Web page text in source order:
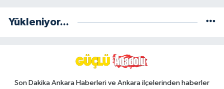
Yükleniyor...
Son Dakika Ankara Haberleri ve Ankara ilçelerinden haberler